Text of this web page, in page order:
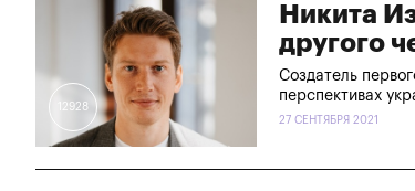
12928
Никита
другого
Создатель
перспективах
27 СЕНТЯБРЯ 2021